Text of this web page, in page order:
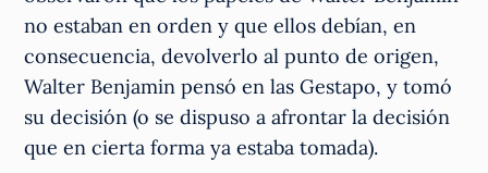
no estaban en orden y que ellos debían, en
consecuencia, devolverlo al punto de origen,
Walter Benjamin pensó en las Gestapo, y tomó
su decisión (o se dispuso a afrontar la decisión
que en cierta forma ya estaba tomada).